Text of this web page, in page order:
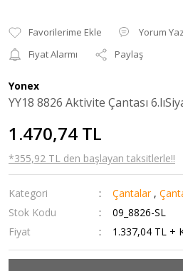
Yorum Yaz
Fiyat Alarmı
Paylaş
Yonex
YY18 8826 Aktivite Çantası
1.470,74 TL
*355,92 TL den başlayan taksitlerle!!
Kategori Çantalar ,
Stok Kodu
09_8826-SL
Fiyat
1.337,04 TL +